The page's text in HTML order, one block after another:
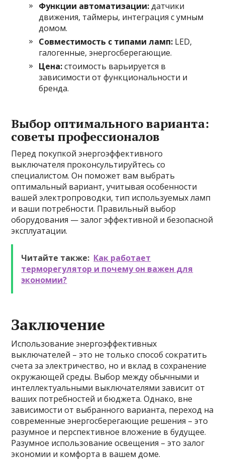
Функции автоматизации:датчики
движения, таймеры, интеграция с умным
домом.
Совместимость с типами ламп: LED,
галогенные, энергосберегающие.
Цена:стоимость варьируется в
зависимости от функциональности и
бренда.
Выбор оптимального варианта:
советы профессионалов
Перед покупкой энергоэффективного
выключателя проконсультируйтесь со
специалистом. Он поможет вам выбрать
оптимальный вариант, учитывая особенности
вашей электропроводки, тип используемых ламп
и ваши потребности. Правильный выбор
оборудования — залог эффективной и безопасной
эксплуатации.
Читайте также: Как работает
терморегулятор и почему он важен для
экономии?
Заключение
Использование энергоэффективных
выключателей – это не только способ сократить
счета за электричество, но и вклад в сохранение
окружающей среды. Выбор между обычными и
интеллектуальными выключателями зависит от
ваших потребностей и бюджета. Однако, вне
зависимости от выбранного варианта, переход на
современные энергосберегающие решения – это
разумное и перспективное вложение в будущее.
Разумное использование освещения – это залог
экономии и комфорта в вашем доме.